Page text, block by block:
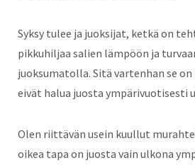
Syksy tulee ja juoksijat, ketkä on
pikkuhiljaa salien lämpöön ja
juoksumatolla. Sitä vartenhan se
eivät halua juosta ympärivuotisesti
Olen riittävän usein kuullut
oikea tapa on juosta vain ulkona